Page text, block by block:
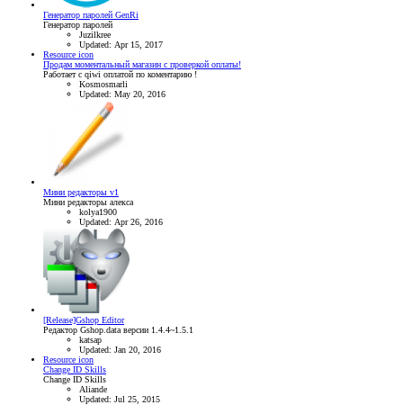
Генератор паролей GenRi
Генератор паролей
Juzilkree
Updated: Apr 15, 2017
Resource icon
Продам моментальный магазин с проверкой оплаты!
Работает с qiwi оплатой по коментарию !
Kosmosmarli
Updated: May 20, 2016
Мини редакторы v1
Мини редакторы алекса
kolya1900
Updated: Apr 26, 2016
[Release]Gshop Editor
Редактор Gshop.data версии 1.4.4~1.5.1
katsap
Updated: Jan 20, 2016
Resource icon
Change ID Skills
Change ID Skills
Aliande
Updated: Jul 25, 2015